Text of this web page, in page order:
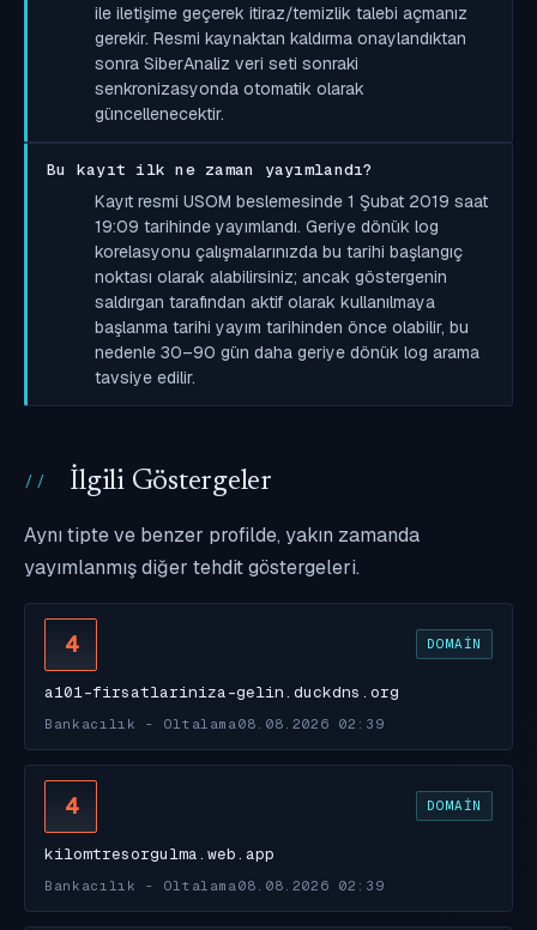
ile iletişime geçerek itiraz/temizlik talebi açmanız
gerekir. Resmi kaynaktan kaldırma onaylandıktan
sonra SiberAnaliz veri seti sonraki
senkronizasyonda otomatik olarak
güncellenecektir.
Bu kayıt ilk ne zaman yayımlandı?
Kayıt resmi USOM beslemesinde 1 Şubat 2019 saat
19:09 tarihinde yayımlandı. Geriye dönük log
korelasyonu çalışmalarınızda bu tarihi başlangıç
noktası olarak alabilirsiniz; ancak göstergenin
saldırgan tarafından aktif olarak kullanılmaya
başlanma tarihi yayım tarihinden önce olabilir, bu
nedenle 30–90 gün daha geriye dönük log arama
tavsiye edilir.
İlgili Göstergeler
Aynı tipte ve benzer profilde, yakın zamanda
yayımlanmış diğer tehdit göstergeleri.
4 DOMAIN
a101-firsatlariniza-gelin.duckdns.org
Bankacılık - Oltalama 08.08.2026 02:39
4 DOMAIN
kilomtresorgulma.web.app
Bankacılık - Oltalama 08.08.2026 02:39